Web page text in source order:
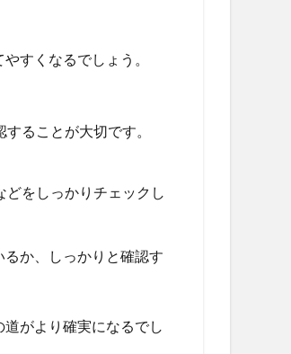
すくなるでしょう。
ることが大切です。
をしっかりチェックし
か、しっかりと確認す
がより確実になるでし